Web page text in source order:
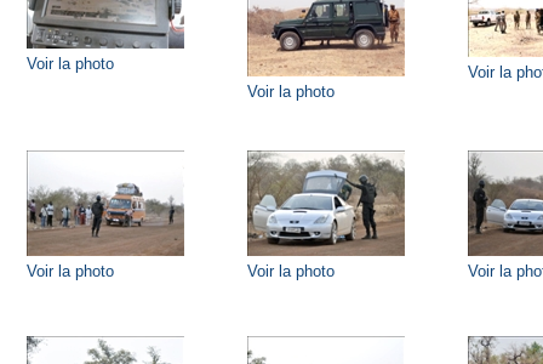
Voir la photo
Voir la photo
Voir la
Voir la photo Voir la photo Voir la